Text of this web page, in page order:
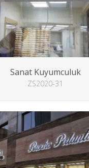
Sanat Kuyumculuk
ZS2020-31